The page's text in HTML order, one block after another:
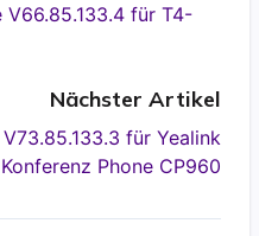
V66.85.133.4 für T4-
Nächster Artikel
für Yealink
Konferenz Phone CP960